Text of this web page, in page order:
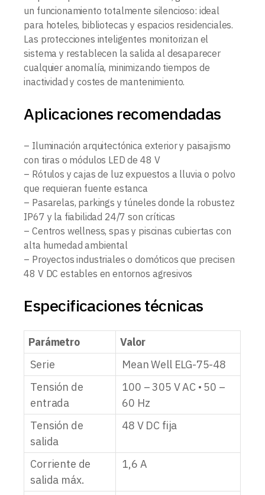
un funcionamiento totalmente silencioso: ideal
para hoteles, bibliotecas y espacios residenciales.
Las protecciones inteligentes monitorizan el
sistema y restablecen la salida al desaparecer
cualquier anomalía, minimizando tiempos de
inactividad y costes de mantenimiento.
Aplicaciones recomendadas
– Iluminación arquitectónica exterior y paisajismo
con tiras o módulos LED de 48 V
– Rótulos y cajas de luz expuestos a lluvia o polvo
que requieran fuente estanca
– Pasarelas, parkings y túneles donde la robustez
IP67 y la fiabilidad 24/7 son críticas
– Centros wellness, spas y piscinas cubiertas con
alta humedad ambiental
– Proyectos industriales o domóticos que precisen
48 V DC estables en entornos agresivos
Especificaciones técnicas
Parámetro
Valor
Serie
Mean Well ELG-75-48
Tensión de
entrada
100 – 305 V AC • 50 –
60 Hz
Tensión de
salida
48 V DC fija
Corriente de
salida máx.
1,6 A